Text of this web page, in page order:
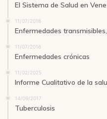
El Sistema de Salud en
11/07/2016
Enfermedades
11/07/2016
Enfermedades crónicas
11/02/2025
Informe Cualitativo de la
14/09/2017
Tuberculosis